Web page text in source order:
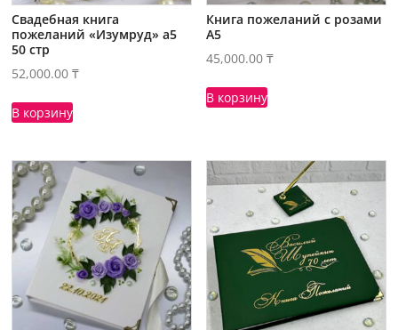
Свадебная книга
пожеланий «Изумруд» а5
50 стр
52,000.00₸
В корзину
Книга пожеланий с розами
А5
45,000.00₸
В корзину